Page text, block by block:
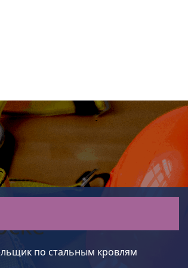
по стальным кровлям